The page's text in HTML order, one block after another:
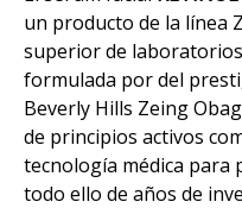
un producto de la línea
superior de
formulada por del
Beverly Hills Zeing
de principios activos
tecnología médica para
todo ello de años de